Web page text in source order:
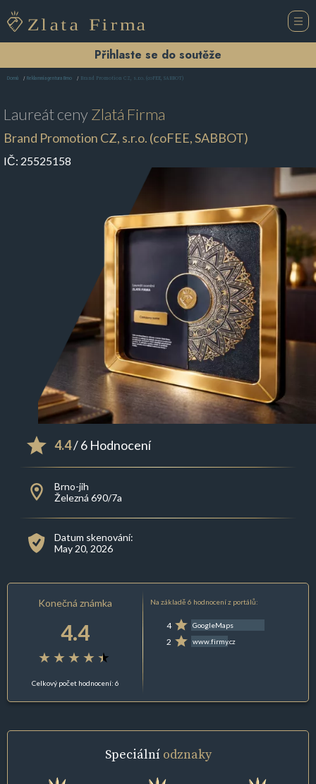
Přihlaste se do soutěže
Domů Reklamní agentura Brno Brand Promotion CZ, s.r.o. (coFEE, SABBOT)
Laureát cenyZlatá Firma
Brand Promotion CZ, s.r.o. (coFEE, SABBOT)
IČ: 25525158
4.4/ 6 Hodnocení
Brno-jih
Železná 690/7a
Datum skenování:
May 20, 2026
Konečná známka
4.4
Celkový počet hodnocení: 6
Na základě 6 hodnocení z portálů:
4 GoogleMaps
2 www.firmy.cz
Speciální odznaky